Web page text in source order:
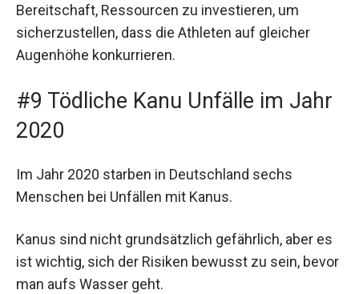
Bereitschaft, Ressourcen zu investieren, um
sicherzustellen, dass die Athleten auf gleicher
Augenhöhe konkurrieren.
#9 Tödliche Kanu Unfälle im Jahr
2020
Im Jahr 2020 starben in Deutschland sechs
Menschen bei Unfällen mit Kanus.
Kanus sind nicht grundsätzlich gefährlich, aber es
ist wichtig, sich der Risiken bewusst zu sein, bevor
man aufs Wasser geht.